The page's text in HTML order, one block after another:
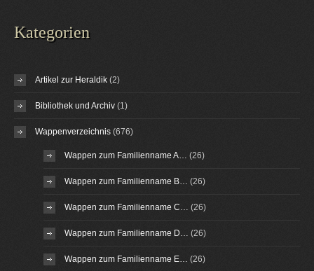
Kategorien
Artikel zur Heraldik (2)
Bibliothek und Archiv (1)
Wappenverzeichnis (676)
Wappen zum Familienname A… (26)
Wappen zum Familienname B… (26)
Wappen zum Familienname C… (26)
Wappen zum Familienname D… (26)
Wappen zum Familienname E… (26)